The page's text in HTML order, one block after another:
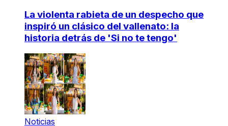
La violenta rabieta de un despecho que
inspiró un clásico del vallenato: la
historia detrás de 'Si no te tengo'
Noticias